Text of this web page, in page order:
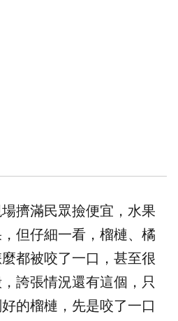
擠滿民眾撿便宜，水果
但仔細一看，榴槤、橘
都被咬了一口，甚至很
誇張情況還有這個，只
的榴槤，先是咬了一口